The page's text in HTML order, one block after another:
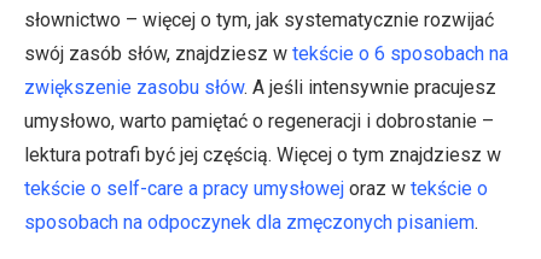
słownictwo – więcej o tym, jak systematycznie rozwijać
swój zasób słów, znajdziesz w tekście o 6 sposobach na
zwiększenie zasobu słów. A jeśli intensywnie pracujesz
umysłowo, warto pamiętać o regeneracji i dobrostanie –
lektura potrafi być jej częścią. Więcej o tym znajdziesz w
tekście o self-care a pracy umysłowej oraz w tekście o
sposobach na odpoczynek dla zmęczonych pisaniem.